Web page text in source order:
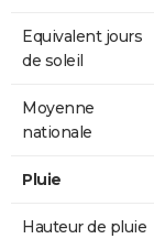
Equivalent jours
de soleil
Moyenne
nationale
Pluie
Hauteur de pluie